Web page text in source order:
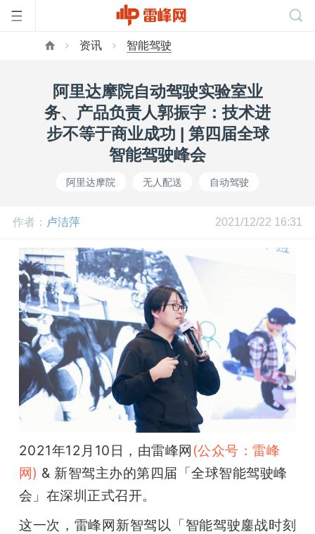
页
公
开
课
活
动
心
资讯 智能驾驶
阿里达摩院自动驾驶实验室业
务、产品负责人郭振宇：技术进
步不等于商业成功 | 第四届全球
智能驾驶峰会
阿里达摩院 无人配送 自动驾驶
作者： 卢洁萍 2021/12/22 16:31
2021年12月10日，由雷峰网 (公众号：雷峰
网) & 新智驾主办的第四届「全球智能驾驶峰
会」在深圳正式召开。
这一次，雷峰网新智驾以「智能驾驶鏖战时刻